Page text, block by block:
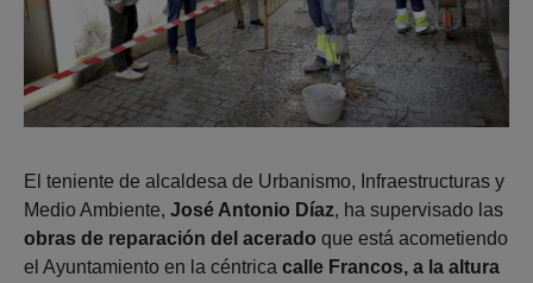
El teniente de alcaldesa de Urbanismo, Infraestructuras y
Medio Ambiente, José Antonio Díaz, ha supervisado las
obras de reparación del acerado que está acometiendo
el Ayuntamiento en la céntrica calle Francos, a la altura